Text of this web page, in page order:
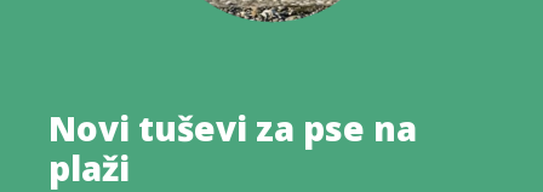
Novi tuševi za pse na
plaži